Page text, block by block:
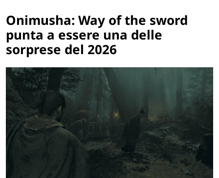
Onimusha: Way of the sword
punta a essere una delle
sorprese del 2026